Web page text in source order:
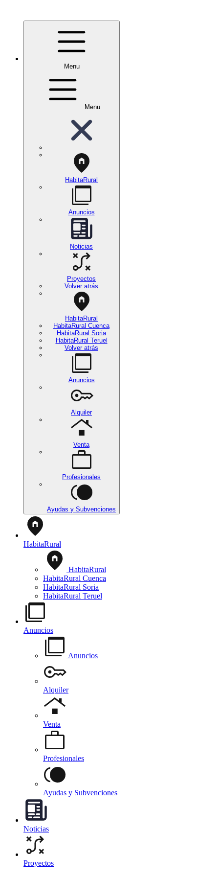
Menu
Menu
HabitaRural
Anuncios
Noticias
Proyectos
Volver atrás
HabitaRural
HabitaRural Cuenca
HabitaRural Soria
HabitaRural Teruel
Volver atrás
Anuncios
Alquiler
Venta
Profesionales
Ayudas y Subvenciones
HabitaRural
HabitaRural
HabitaRural Cuenca
HabitaRural Soria
HabitaRural Teruel
Anuncios
Anuncios
Alquiler
Venta
Profesionales
Ayudas y Subvenciones
Noticias
Proyectos